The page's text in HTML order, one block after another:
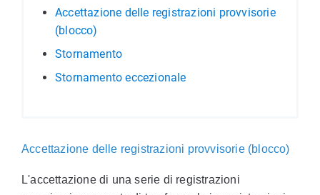
Accettazione delle registrazioni provvisorie
(blocco)
Stornamento
Stornamento eccezionale
Accettazione delle registrazioni provvisorie (blocco)
L'accettazione di una serie di registrazioni